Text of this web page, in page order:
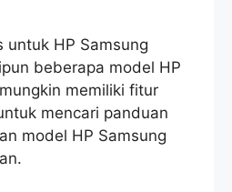
untuk HP Samsung
beberapa model HP
memiliki fitur
mencari panduan
model HP Samsung